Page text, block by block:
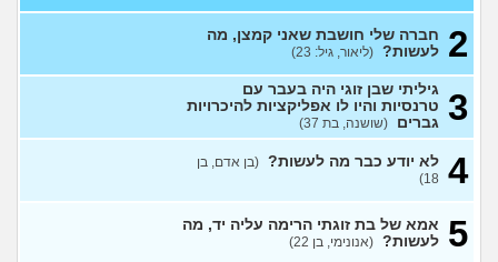
לתת לה זמן ולהשאיר המצב
כמו שהוא? (Flo-T, בן 41)
1
(אנונימי, בן 20)
מבואס שלא היה לי אומץ
להתחיל עם מישהי שהיא בול
הטעם שלי
(אנונימי, בן 25)
עצות
בחורה אובססיבית מה לעשות?
(אלירן, בן 30) עצות
מתכננת חתונה ראשונה, יש
לכם עצות?
(א, בת 28)
2
חברה שלי חושבת שאני קמצן, מה
לעשות? (ליאור, גיל: 23)
3 גיליתי שבן זוגי היה בעבר עם
טרנסיות והיו לו אפליקציות להיכרויות
גברים (שושנה, בת 37)
4 לא יודע כבר מה לעשות? (בן אדם, בן
18)
5
אמא של בת זוגתי הרימה עליה יד, מה
לעשות? (אנונימי, בן 22)